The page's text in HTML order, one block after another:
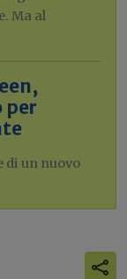
Ma al
per
di un nuovo